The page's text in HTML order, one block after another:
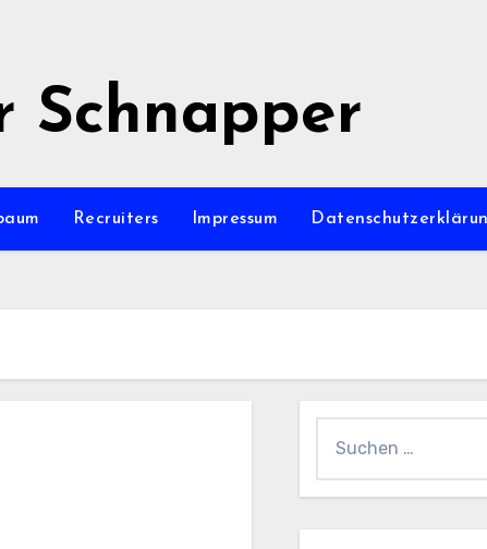
Schnapper
Recruiters Impressum
nach: